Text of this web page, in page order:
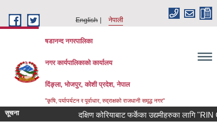
English
नेपाली
षडानन्द नगरपालिका
नगर कार्यपालिकाको कार्यालय
दिंङ्ला, भोजपुर, कोशी प्रदेश, नेपाल
"कृषि, पर्यापर्यटन र पूर्वाधार, रुद्राक्षको राजधानी समृद्ध नगर"
सूचना दक्षिण कोरियाबाट फर्केका उद्यमीहरुका लागि "RIN